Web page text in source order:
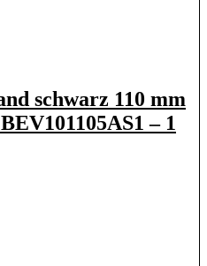
schwarz 110 mm
– 1